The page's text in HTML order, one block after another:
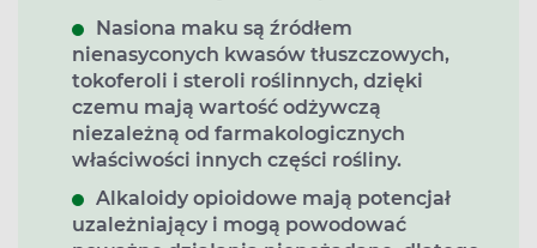
Nasiona maku są źródłem
nienasyconych kwasów tłuszczowych,
tokoferoli i steroli roślinnych, dzięki
czemu mają wartość odżywczą
niezależną od farmakologicznych
właściwości innych części rośliny.
Alkaloidy opioidowe mają potencjał
uzależniający i mogą powodować